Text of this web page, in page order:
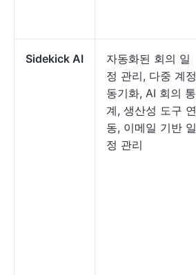
Sidekick AI
자동화된 회의 일
정 관리, 다중 계정
동기화, AI 회의 통
계, 생산성 도구 연
동, 이메일 기반 일
정 관리